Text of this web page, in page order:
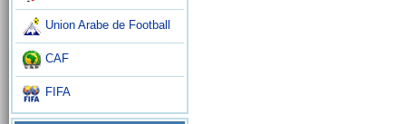
Union Arabe de Football
CAF
FIFA